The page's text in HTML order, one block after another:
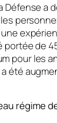
Défense a
portée de
pour les
a été
régime